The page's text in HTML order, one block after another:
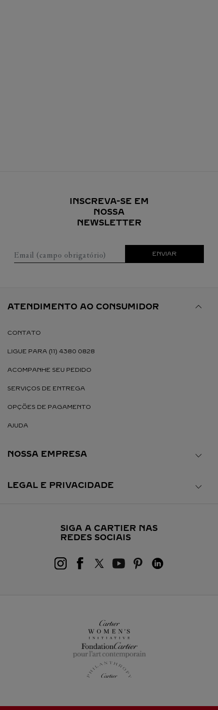
INSCREVA-SE EM
NOSSA
NEWSLETTER
Email (campo obrigatório) ENVIAR
ATENDIMENTO AO CONSUMIDOR
CONTATO
LIGUE PARA (11) 4380 0828
ACOMPANHE SEU PEDIDO
SERVIÇOS DE ENTREGA
OPÇÕES DE PAGAMENTO
AJUDA
NOSSA EMPRESA
LEGAL E PRIVACIDADE
SIGA A CARTIER NAS
REDES SOCIAIS